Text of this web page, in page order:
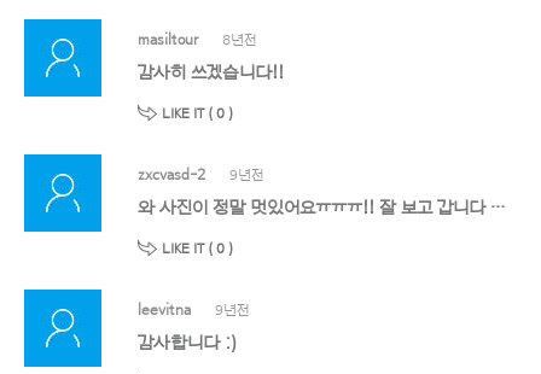
masiltour 8년전
감사히 쓰겠습니다!!
LIKE IT ( 0 )
zxcvasd-2 9년전
와 사진이 정말 멋있어요ㅠㅠㅠ!! 잘 보고 갑니다 감사해요!
LIKE IT ( 0 )
leevitna 9년전
감사합니다 :)